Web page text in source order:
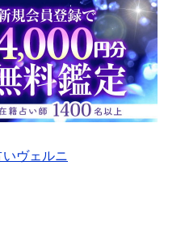
いヴェルニ